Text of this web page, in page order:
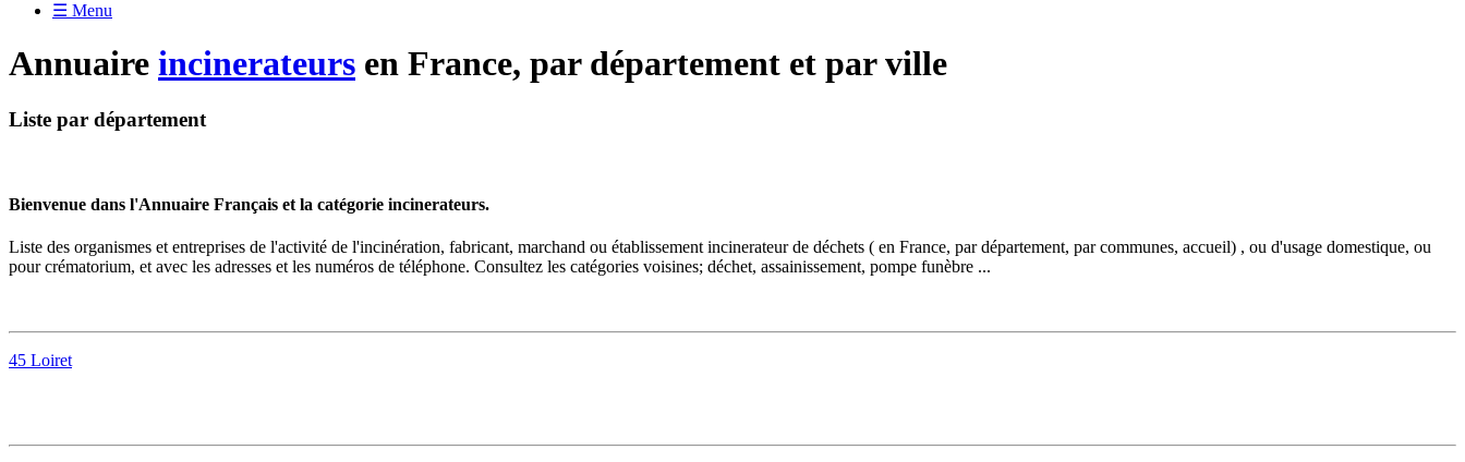
☰ Menu
Annuaire incinerateurs en France, par département et par ville
Liste par département
Bienvenue dans l'Annuaire Français et la catégorie incinerateurs.
Liste des organismes et entreprises de l'activité de l'incinération, fabricant, marchand ou établissement incinerateurde déchets ( en France, par département, par communes, accueil) , ou d'usage domestique, ou
pour crématorium, et avec les adresses et les numéros de téléphone. Consultez les catégories voisines; déchet, assainissement, pompe funèbre ...
45 Loiret